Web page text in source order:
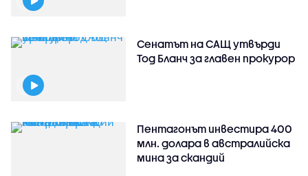
Сенатът на САЩ утвърди
Тод Бланч за главен прокурор
Пентагонът инвестира 400
млн. долара в австралийска
мина за скандий